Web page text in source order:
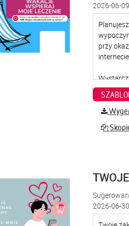
2026-06-
2026-06-